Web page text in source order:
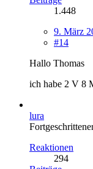
1.448
9. März
#14
Hallo Thomas
ich habe 2 V 8
lura
Reaktionen
294